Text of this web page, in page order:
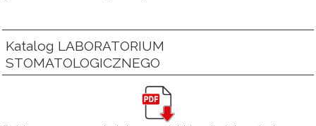
Katalog LABORATORIUM
STOMATOLOGICZNEGO